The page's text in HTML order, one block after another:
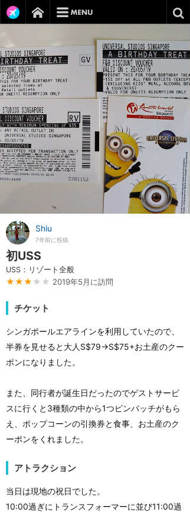
Shiu
7年前に投稿
初USS
USS：リゾート全般
★★★ ★★ 2019年5月に訪問
チケット
シンガポールエアラインを利用していたので、
半券を見せると大人S$79→S$75+お土産のクー
ポンになりました。
また、同行者が誕生日だったのでゲストサービ
スに行くと3種類の中から1つピンバッチがもら
え、ポップコーンの引換券と食事、お土産のク
ーポンをくれました。
アトラクション
当日は現地の祝日でした。
10:00過ぎにトランスフォーマーに並び11:00過